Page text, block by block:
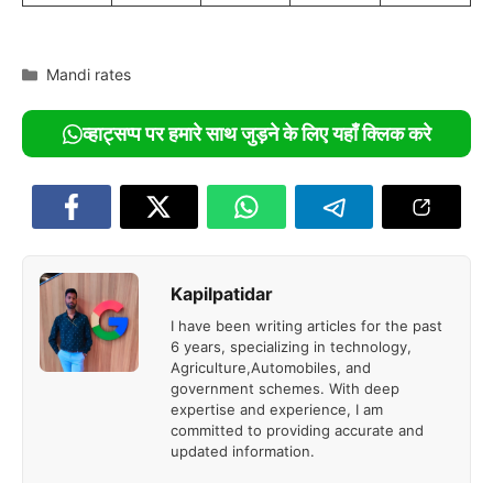
Categories
Mandi rates
व्हाट्सप्प पर हमारे साथ जुड़ने के लिए यहाँ क्लिक करे
Kapilpatidar
I have been writing articles for the past
6 years, specializing in technology,
Agriculture,Automobiles, and
government schemes. With deep
expertise and experience, I am
committed to providing accurate and
updated information.